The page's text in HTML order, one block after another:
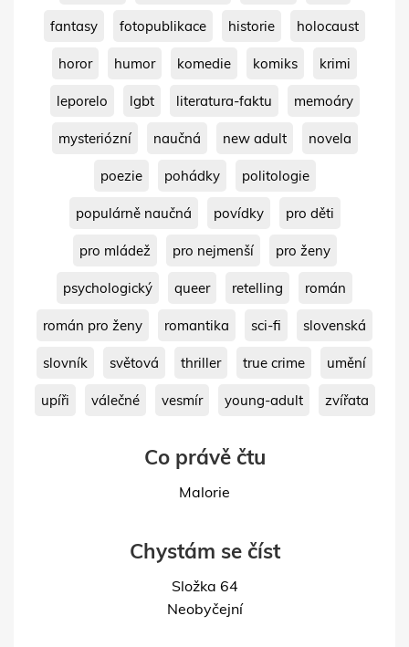
fantasy fotopublikace historie holocaust
horor humor komedie komiks krimi
leporelo lgbt literatura-faktu memoáry
mysteriózní naučná new adult novela
poezie pohádky politologie
populárně naučná povídky pro děti
pro mládež pro nejmenší pro ženy
psychologický queer retelling román
román pro ženy romantika sci-fi slovenská
slovník světová thriller true crime umění
upíři válečné vesmír young-adult zvířata
Co právě čtu
Malorie
Chystám se číst
Složka 64
Neobyčejní